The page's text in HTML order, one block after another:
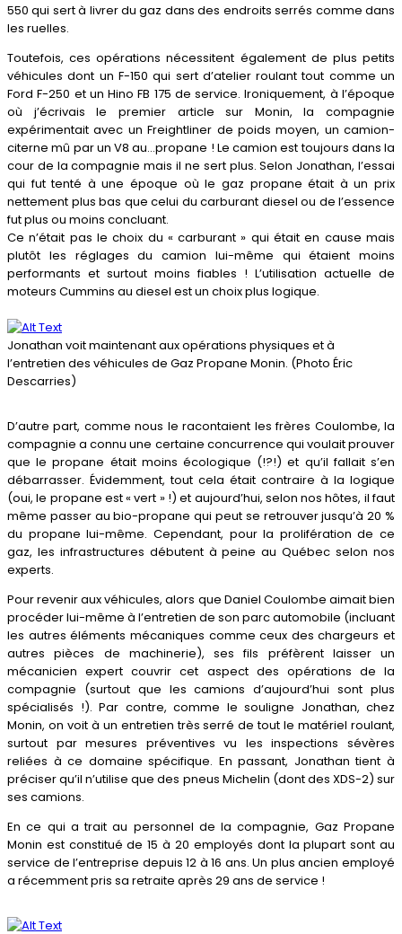
550 qui sert à livrer du gaz dans des endroits serrés comme dans
les ruelles.
Toutefois, ces opérations nécessitent également de plus petits
véhicules dont un F-150 qui sert d’atelier roulant tout comme un
Ford F-250 et un Hino FB 175 de service. Ironiquement, à l’époque
où j’écrivais le premier article sur Monin, la compagnie
expérimentait avec un Freightliner de poids moyen, un camion-
citerne mû par un V8 au…propane ! Le camion est toujours dans la
cour de la compagnie mais il ne sert plus. Selon Jonathan, l’essai
qui fut tenté à une époque où le gaz propane était à un prix
nettement plus bas que celui du carburant diesel ou de l’essence
fut plus ou moins concluant.
Ce n’était pas le choix du « carburant » qui était en cause mais
plutôt les réglages du camion lui-même qui étaient moins
performants et surtout moins fiables ! L’utilisation actuelle de
moteurs Cummins au diesel est un choix plus logique.
Jonathan voit maintenant aux opérations physiques et à
l’entretien des véhicules de Gaz Propane Monin. (Photo Éric
Descarries)
D’autre part, comme nous le racontaient les frères Coulombe, la
compagnie a connu une certaine concurrence qui voulait prouver
que le propane était moins écologique (!?!) et qu’il fallait s’en
débarrasser. Évidemment, tout cela était contraire à la logique
(oui, le propane est « vert » !) et aujourd’hui, selon nos hôtes, il faut
même passer au bio-propane qui peut se retrouver jusqu’à 20 %
du propane lui-même. Cependant, pour la prolifération de ce
gaz, les infrastructures débutent à peine au Québec selon nos
experts.
Pour revenir aux véhicules, alors que Daniel Coulombe aimait bien
procéder lui-même à l’entretien de son parc automobile (incluant
les autres éléments mécaniques comme ceux des chargeurs et
autres pièces de machinerie), ses fils préfèrent laisser un
mécanicien expert couvrir cet aspect des opérations de la
compagnie (surtout que les camions d’aujourd’hui sont plus
spécialisés !). Par contre, comme le souligne Jonathan, chez
Monin, on voit à un entretien très serré de tout le matériel roulant,
surtout par mesures préventives vu les inspections sévères
reliées à ce domaine spécifique. En passant, Jonathan tient à
préciser qu’il n’utilise que des pneus Michelin (dont des XDS-2) sur
ses camions.
En ce qui a trait au personnel de la compagnie, Gaz Propane
Monin est constitué de 15 à 20 employés dont la plupart sont au
service de l’entreprise depuis 12 à 16 ans. Un plus ancien employé
a récemment pris sa retraite après 29 ans de service !